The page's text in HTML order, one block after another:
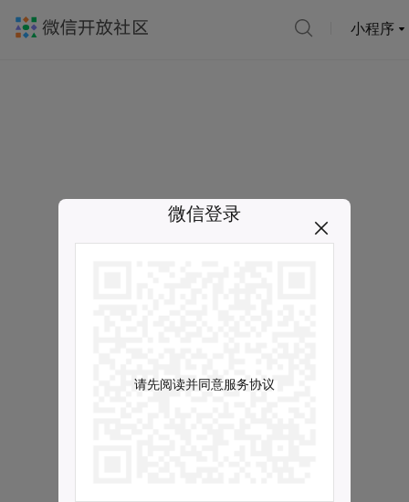
小程序
微信登录
请先阅读并同意服务协议